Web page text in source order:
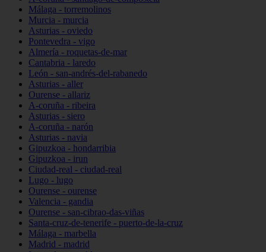
Málaga - torremolinos
Murcia - murcia
Asturias - oviedo
Pontevedra - vigo
Almería - roquetas-de-mar
Cantabria - laredo
León - san-andrés-del-rabanedo
Asturias - aller
Ourense - allariz
A-coruña - ribeira
Asturias - siero
A-coruña - narón
Asturias - navia
Gipuzkoa - hondarribia
Gipuzkoa - irun
Ciudad-real - ciudad-real
Lugo - lugo
Ourense - ourense
Valencia - gandia
Ourense - san-cibrao-das-viñas
Santa-cruz-de-tenerife - puerto-de-la-cruz
Málaga - marbella
Madrid - madrid